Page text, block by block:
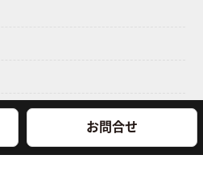
お問合せ